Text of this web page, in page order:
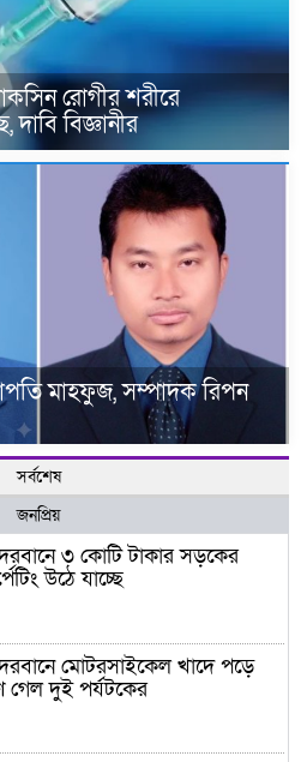
রোগীর শরীরে
বিজ্ঞানীর
মাহফুজ, সম্পাদক রিপন
সর্বশেষ
জনপ্রিয়
৩ কোটি টাকার সড়কের
উঠে যাচ্ছে
মোটরসাইকেল খাদে পড়ে
গেল দুই পর্যটকের